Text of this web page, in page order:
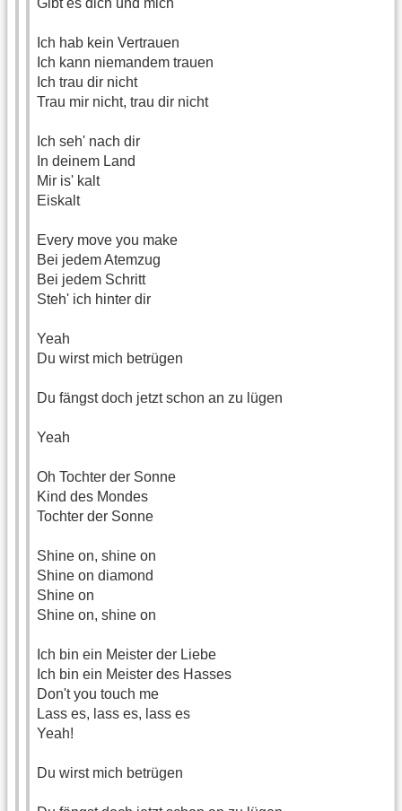
Ich hab kein Vertrauen
Ich kann niemandem trauen
Ich trau dir nicht
Trau mir nicht, trau dir nicht
Ich seh' nach dir
In deinem Land
Mir is' kalt
Eiskalt
Every move you make
Bei jedem Atemzug
Bei jedem Schritt
Steh' ich hinter dir
Yeah
Du wirst mich betrügen
Du fängst doch jetzt schon an zu lügen
Yeah
Oh Tochter der Sonne
Kind des Mondes
Tochter der Sonne
Shine on, shine on
Shine on diamond
Shine on
Shine on, shine on
Ich bin ein Meister der Liebe
Ich bin ein Meister des Hasses
Don't you touch me
Lass es, lass es, lass es
Yeah!
Du wirst mich betrügen